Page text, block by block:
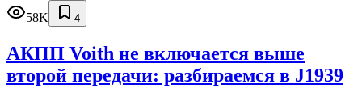
58K
4
АКПП Voith не включается выше
второй передачи: разбираемся в J1939